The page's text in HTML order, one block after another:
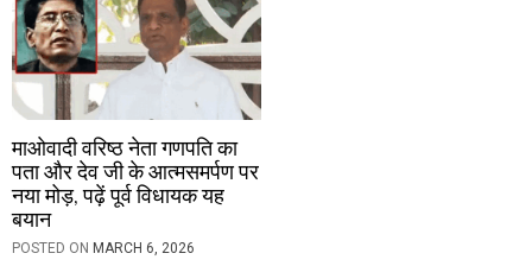
माओवादी वरिष्ठ नेता गणपति का
पता और देव जी के आत्मसमर्पण पर
नया मोड़, पढ़ें पूर्व विधायक यह
बयान
POSTED ON MARCH 6, 2026